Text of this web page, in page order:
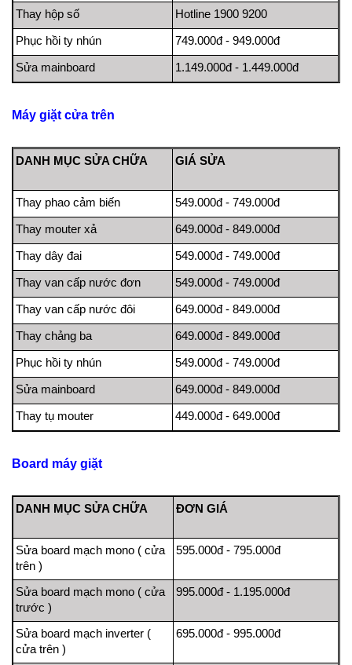
Thay hộp số Hotline 1900 9200
Phục hồi ty nhún 749.000đ - 949.000đ
Sửa mainboard 1.149.000đ - 1.449.000đ
Máy giặt cửa trên
DANH MỤC SỬA CHỮA GIÁ SỬA
Thay phao cảm biến 549.000đ - 749.000đ
Thay mouter xả 649.000đ - 849.000đ
Thay dây đai 549.000đ - 749.000đ
Thay van cấp nước đơn 549.000đ - 749.000đ
Thay van cấp nước đôi 649.000đ - 849.000đ
Thay chảng ba 649.000đ - 849.000đ
Phục hồi ty nhún 549.000đ - 749.000đ
Sửa mainboard 649.000đ - 849.000đ
Thay tụ mouter 449.000đ - 649.000đ
Board máy giặt
DANH MỤC SỬA CHỮA ĐƠN GIÁ
Sửa board mạch mono ( cửa
trên )
595.000đ - 795.000đ
Sửa board mạch mono ( cửa
trước )
995.000đ - 1.195.000đ
Sửa board mạch inverter (
cửa trên )
695.000đ - 995.000đ